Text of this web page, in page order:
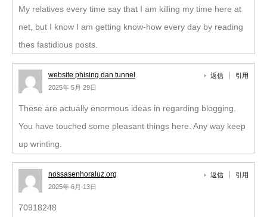
My relatives every time say that I am killing my time here at
net, but I know I am getting know-how every day by reading
thes fastidious posts.
website phising dan tunnel
2025年 5月 29日
返信 引用
These are actually enormous ideas in regarding blogging.
You have touched some pleasant things here. Any way keep
up wrinting.
nossasenhoraluz.org
2025年 6月 13日
返信 引用
70918248